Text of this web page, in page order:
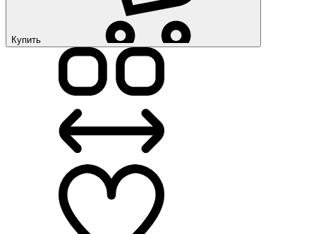
Купить